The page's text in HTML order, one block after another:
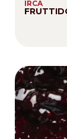
IRCA